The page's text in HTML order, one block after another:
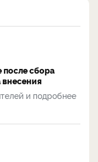
после сбора
и подробнее